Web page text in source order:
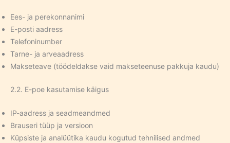
Ees- ja perekonnanimi
E-posti aadress
Telefoninumber
Tarne- ja arveaadress
Makseteave (töödeldakse vaid makseteenuse pakkuja kaudu)
2.2. E-poe kasutamise käigus
IP-aadress ja seadmeandmed
Brauseri tüüp ja versioon
Küpsiste ja analüütika kaudu kogutud tehnilised andmed